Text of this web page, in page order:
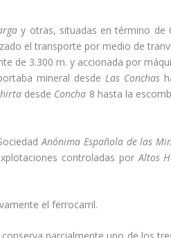
y otras, situadas en término de
el transporte por medio de
de 3.300 m. y accionada por
mineral desde Las Conchas
desde Concha 8 hasta la
Anónima Española de las
controladas por Altos
el ferrocarril.